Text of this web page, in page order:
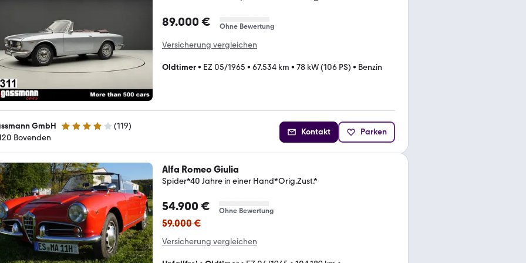
89.000 € Ohne Bewertung
Versicherung vergleichen
Oldtimer• EZ 05/1965 • 67.534 km • 78 kW (106 PS) • Benzin
GmbH 3.9 Sterne (119)
Bovenden
Kontakt Parken
Alfa Romeo Giulia
Spider*40 Jahre in einer Hand*Orig.Zust.*
54.900 € Ohne Bewertung
59.000 €
Versicherung vergleichen